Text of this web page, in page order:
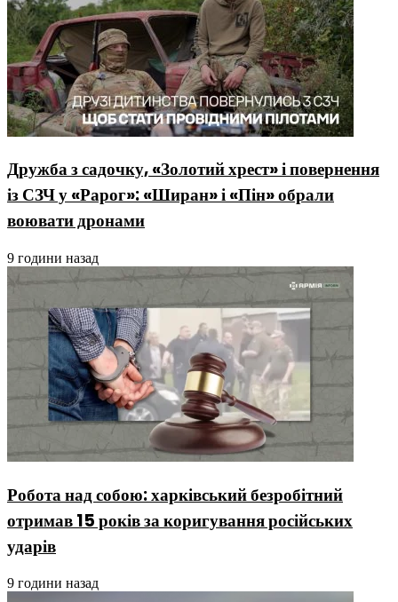
Дружба з садочку, «Золотий хрест» і повернення
із СЗЧ у «Рарог»: «Ширан» і «Пін» обрали
воювати дронами
9 години назад
Робота над собою: харківський безробітний
отримав 15 років за коригування російських
ударів
9 години назад